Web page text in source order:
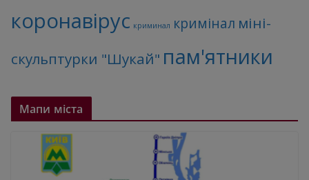
коронавірус криминал кримінал міні-
скульптурки "Шукай" пам'ятники
Мапи міста